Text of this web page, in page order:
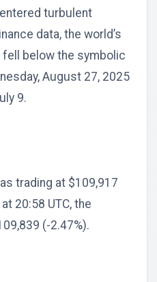
turbulent
data, the world’s
fell below the symbolic
August 27, 2025
9.
trading at $109,917
20:58 UTC, the
(-2.47%).